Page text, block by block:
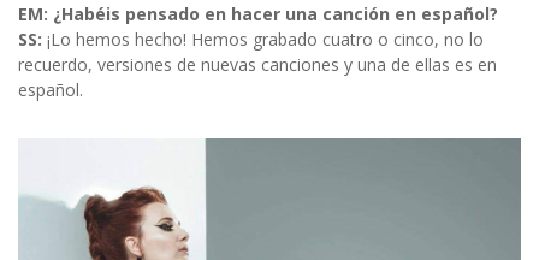
EM: ¿Habéis pensado en hacer una canción en español?
SS: ¡Lo hemos hecho! Hemos grabado cuatro o cinco, no lo
recuerdo, versiones de nuevas canciones y una de ellas es en
español.